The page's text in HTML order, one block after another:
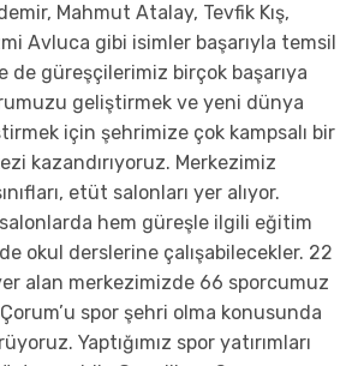
Mahmut Atalay, Tevfik Kış,
Avluca gibi isimler başarıyla temsil
de güreşçilerimiz birçok başarıya
geliştirmek ve yeni dünya
için şehrimize çok kampsalı bir
kazandırıyoruz. Merkezimiz
etüt salonları yer alıyor.
hem güreşle ilgili eğitim
okul derslerine çalışabilecekler. 22
alan merkezimizde 66 sporcumuz
spor şehri olma konusunda
Yaptığımız spor yatırımları